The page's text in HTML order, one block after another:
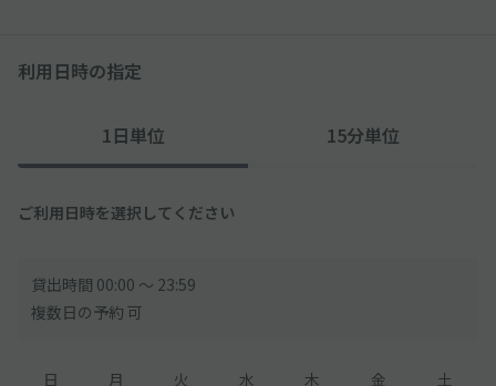
利用日時の指定
1日単位 15分単位
ご利用日時を選択してください
貸出時間 00:00 〜 23:59
複数日の予約 可
日 月 火 水 木 金 土